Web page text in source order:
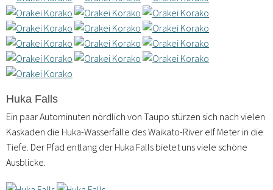
Huka Falls
Ein paar Autominuten nördlich von Taupo stürzen sich nach vielen
Kaskaden die Huka-Wasserfälle des Waikato-River elf Meter in die
Tiefe. Der Pfad entlang der Huka Falls bietet uns viele schöne
Ausblicke.